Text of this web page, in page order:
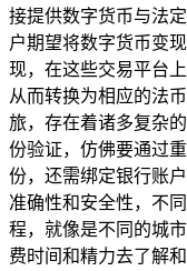
接提供数字货币与法
户期望将数字货币变
现，在这些交易平台
从而转换为相应的法
旅，存在着诸多复杂
份验证，仿佛要通过
份，还需绑定银行账
准确性和安全性，不
程，就像是不同的城
费时间和精力去了解